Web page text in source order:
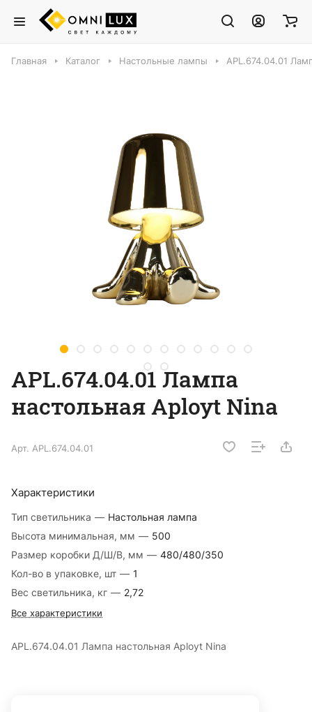
Главная Каталог Настольные лампы APL.674.04.01
APL.674.04.01 Лампа
настольная Aployt Nina
Арт. APL.674.04.01
Характеристики
Тип светильника — Настольная лампа
Высота минимальная, мм — 500
Размер коробки Д/Ш/В, мм — 480/480/350
Кол-во в упаковке, шт — 1
Вес светильника, кг — 2,72
Все характеристики
APL.674.04.01 Лампа настольная Aployt Nina